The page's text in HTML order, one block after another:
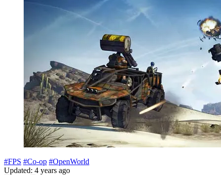
#FPS #Co-op #OpenWorld
Updated: 4 years ago